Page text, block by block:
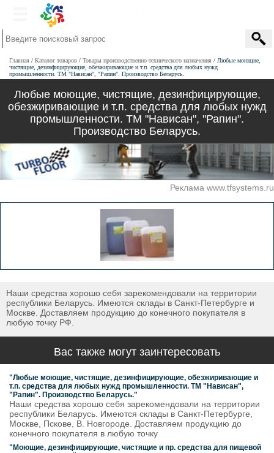
Главная Каталог товаров Товары производственно-технического назначения
Любые моющие,
чистящие, дезинфицирующие, обезжиривающие и т.п. средства для любых нужд
промышленности. ТМ "Нависан", "Рапин". Производство Беларусь.
Любые моющие, чистящие, дезинфицирующие,
обезжиривающие и т.п. средства для любых нужд
промышленности. ТМ "Нависан", "Рапин".
Производство Беларусь.
Реклама www.tfsystems.ru
Наши средства хорошо себя зарекомендовали на территории
республики Беларусь. Имеются склады в Санкт-Петербурге и
Москве. Доставляем продукцию до конечного покупателя в
любую точку РФ.
Вас также могут заинтересовать
"Любые моющие, чистящие, дезинфицирующие, обезжиривающие и
т.п. средства для любых нужд промышленности. ТМ "Нависан",
"Рапин". Производство Беларусь."
Наши средства хорошо себя зарекомендовали на территории
республики Беларусь. Имеются склады в Санкт-Петербурге,
Москве, Пскове, В. Новгороде. Доставляем продукцию до
конечного покупателя в любую точку
"Моющие, дезинфицирующие, чистящие и пр. средства для пищевой